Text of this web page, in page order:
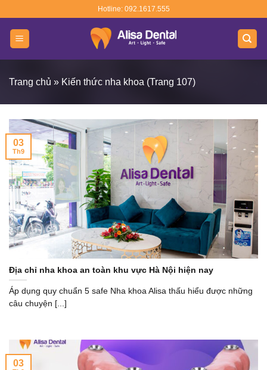
content
Hotline: 092.1617.555
Trang chủ » Kiến thức nha khoa (Trang 107)
Địa chỉ nha khoa an toàn khu vực Hà Nội hiện nay
Áp dụng quy chuẩn 5 safe Nha khoa Alisa thấu hiểu được những
câu chuyện [...]
03
Th9
03